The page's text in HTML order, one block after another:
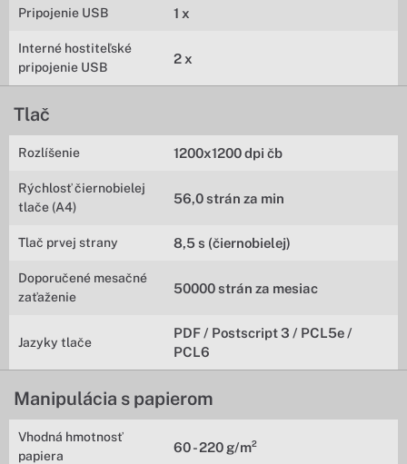
Pripojenie USB 1 x
Interné hostiteľské
pripojenie USB
2 x
Tlač
Rozlíšenie 1200x1200 dpi čb
Rýchlosť čiernobielej
tlače (A4)
56,0 strán za min
Tlač prvej strany 8,5 s (čiernobielej)
Doporučené mesačné
zaťaženie
50000 strán za mesiac
Jazyky tlače
PDF / Postscript 3 / PCL5e /
PCL6
Manipulácia s papierom
Vhodná hmotnosť
papiera
60 - 220 g/m²